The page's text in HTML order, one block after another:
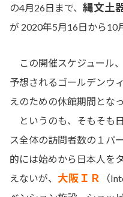
の4月26日まで、 縄文土
が 2020年5月16日から10
この開催スケジュール
予想されるゴールデンウ
えのための休館期間とな
というのも、そもそも
ス全体の訪問者数の１パ
的には始めから日本人を
えないが、 大阪ＩＲ
（